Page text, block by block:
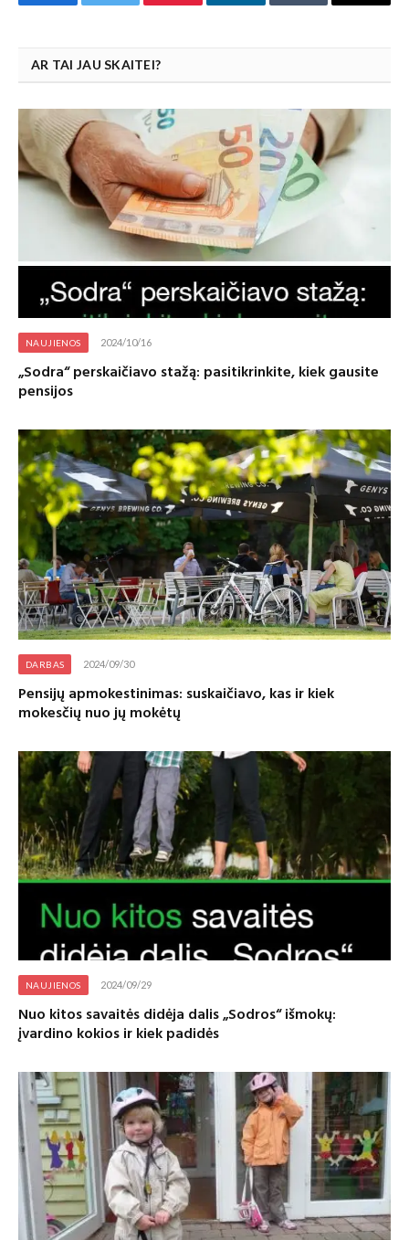
FacebookTwitter Pinterest LinkedInTumblr Email
AR TAI JAU SKAITEI?
NAUJIENOS 2024/10/16
„Sodra“ perskaičiavo stažą: pasitikrinkite, kiek gausite
pensijos
DARBAS 2024/09/30
Pensijų apmokestinimas: suskaičiavo, kas ir kiek
mokesčių nuo jų mokėtų
NAUJIENOS 2024/09/29
Nuo kitos savaitės didėja dalis „Sodros“ išmokų:
įvardino kokios ir kiek padidės